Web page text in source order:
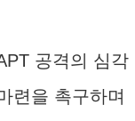
공격의 심각
련을 촉구하며